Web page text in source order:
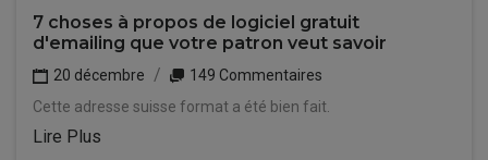
7 choses à propos de logiciel gratuit
d'emailing que votre patron veut savoir
20 décembre
149 Commentaires
Cette adresse suisse format a été bien fait.
Lire Plus